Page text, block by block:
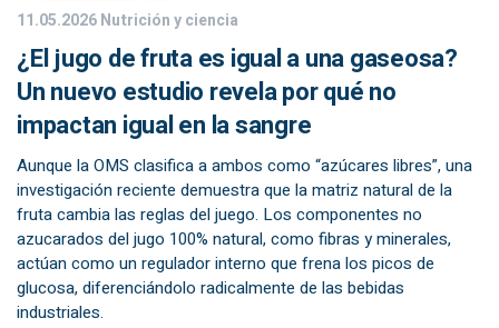
11.05.2026Nutrición y ciencia
¿El jugo de fruta es igual a una gaseosa?
Un nuevo estudio revela por qué no
impactan igual en la sangre
Aunque la OMS clasifica a ambos como “azúcares libres”, una
investigación reciente demuestra que la matriz natural de la
fruta cambia las reglas del juego. Los componentes no
azucarados del jugo 100% natural, como fibras y minerales,
actúan como un regulador interno que frena los picos de
glucosa, diferenciándolo radicalmente de las bebidas
industriales.